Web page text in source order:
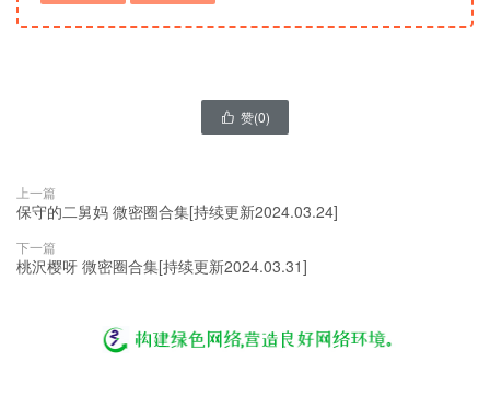
 赞(0)
上一篇
保守的二舅妈 微密圈合集[持续更新2024.03.24]
下一篇
桃沢樱呀 微密圈合集[持续更新2024.03.31]